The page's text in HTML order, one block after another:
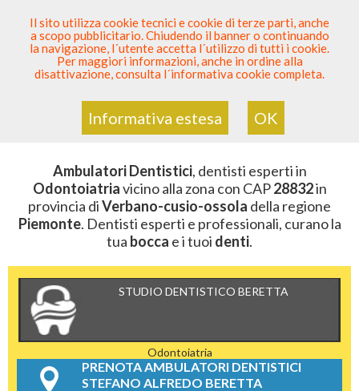
SEI DENTISTA? PARTECIPA
Sei QuiElenco Dentista Sicuro > Odontoiatria>
Ambulatori Dentistici>Piemonte>Verbano-Cusio-
Ossola>CAP 28832
ZONA CON CAP 28832
Ambulatori Dentistici, dentisti esperti in
Odontoiatriavicino alla zona con CAP28832in
provincia diVerbano-cusio-ossola della regione
Piemonte. Dentisti esperti e professionali, curano la
tua bocca e i tuoi denti.
STUDIO DENTISTICO BERETTA
Odontoiatria
PRENOTA AMBULATORI DENTISTICI
STEFANO ALFREDO BERETTA
Il sito utilizza cookie tecnici e cookie di terze parti, anche
a scopo pubblicitario. Chiudendo il banner o continuando
la navigazione, l´utente accetta l´utilizzo di tutti i cookie.
Per maggiori informazioni, anche in ordine alla
disattivazione, consulta l´informativa cookie completa.
Informativa estesa OK